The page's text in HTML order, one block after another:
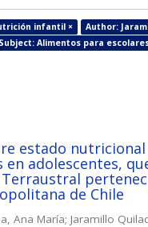
infantil ×
Author:
Subject: Alimentos para
estado
en adolescentes,
de Chile
Ana María; Jaramillo